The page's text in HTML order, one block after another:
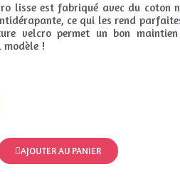
lisse est fabriqué avec du coton
ce qui les rend
velcro permet un bon
modèle !
AJOUTER AU PANIER